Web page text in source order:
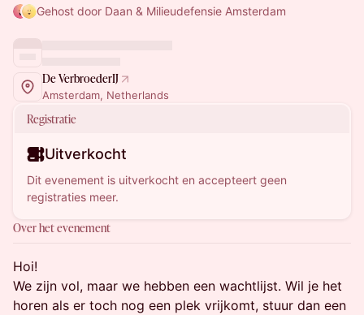
Gehost door Daan & Milieudefensie Amsterdam
De VerbroederIJ
Amsterdam, Netherlands
Registratie
Uitverkocht
Dit evenement is uitverkocht en accepteert geen
registraties meer.
Over het evenement
Hoi!
We zijn vol, maar we hebben een wachtlijst. Wil je het
horen als er toch nog een plek vrijkomt, stuur dan een